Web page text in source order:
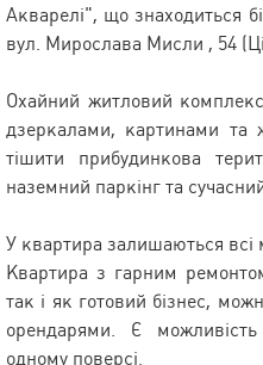
Акварелі", що знаходиться
вул. Мирослава Мисли , 54
Охайний житловий
дзеркалами, картинами
тішити прибудинкова
наземний паркінг та
У квартира залишаються всі
Квартира з гарним
так і як готовий бізнес,
орендарями. Є
одному поверсі.